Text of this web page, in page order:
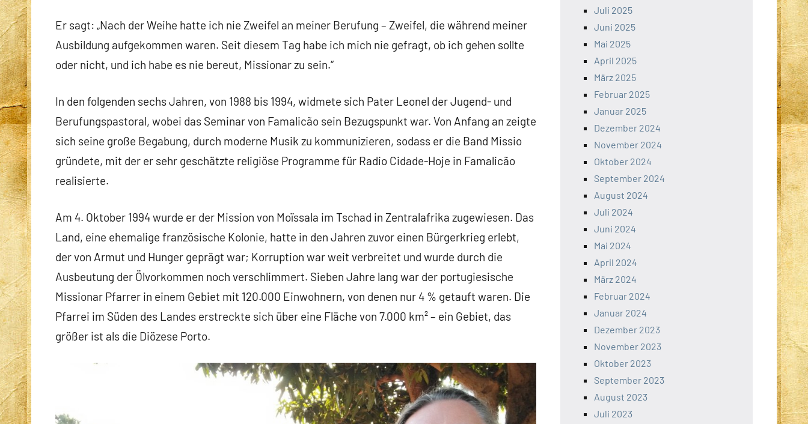
Er sagt: „Nach der Weihe hatte ich nie Zweifel an meiner Berufung – Zweifel, die während meiner
Ausbildung aufgekommen waren. Seit diesem Tag habe ich mich nie gefragt, ob ich gehen sollte
oder nicht, und ich habe es nie bereut, Missionar zu sein.“
In den folgenden sechs Jahren, von 1988 bis 1994, widmete sich Pater Leonel der Jugend- und
Berufungspastoral, wobei das Seminar von Famalicão sein Bezugspunkt war. Von Anfang an zeigte
sich seine große Begabung, durch moderne Musik zu kommunizieren, sodass er die Band Missio
gründete, mit der er sehr geschätzte religiöse Programme für Radio Cidade-Hoje in Famalicão
realisierte.
Am 4. Oktober 1994 wurde er der Mission von Moïssala im Tschad in Zentralafrika zugewiesen. Das
Land, eine ehemalige französische Kolonie, hatte in den Jahren zuvor einen Bürgerkrieg erlebt,
der von Armut und Hunger geprägt war; Korruption war weit verbreitet und wurde durch die
Ausbeutung der Ölvorkommen noch verschlimmert. Sieben Jahre lang war der portugiesische
Missionar Pfarrer in einem Gebiet mit 120.000 Einwohnern, von denen nur 4 % getauft waren. Die
Pfarrei im Süden des Landes erstreckte sich über eine Fläche von 7.000 km² – ein Gebiet, das
größer ist als die Diözese Porto.
Juli 2025
Juni 2025
Mai 2025
April 2025
März 2025
Februar 2025
Januar 2025
Dezember 2024
November 2024
Oktober 2024
September 2024
August 2024
Juli 2024
Juni 2024
Mai 2024
April 2024
März 2024
Februar 2024
Januar 2024
Dezember 2023
November 2023
Oktober 2023
September 2023
August 2023
Juli 2023